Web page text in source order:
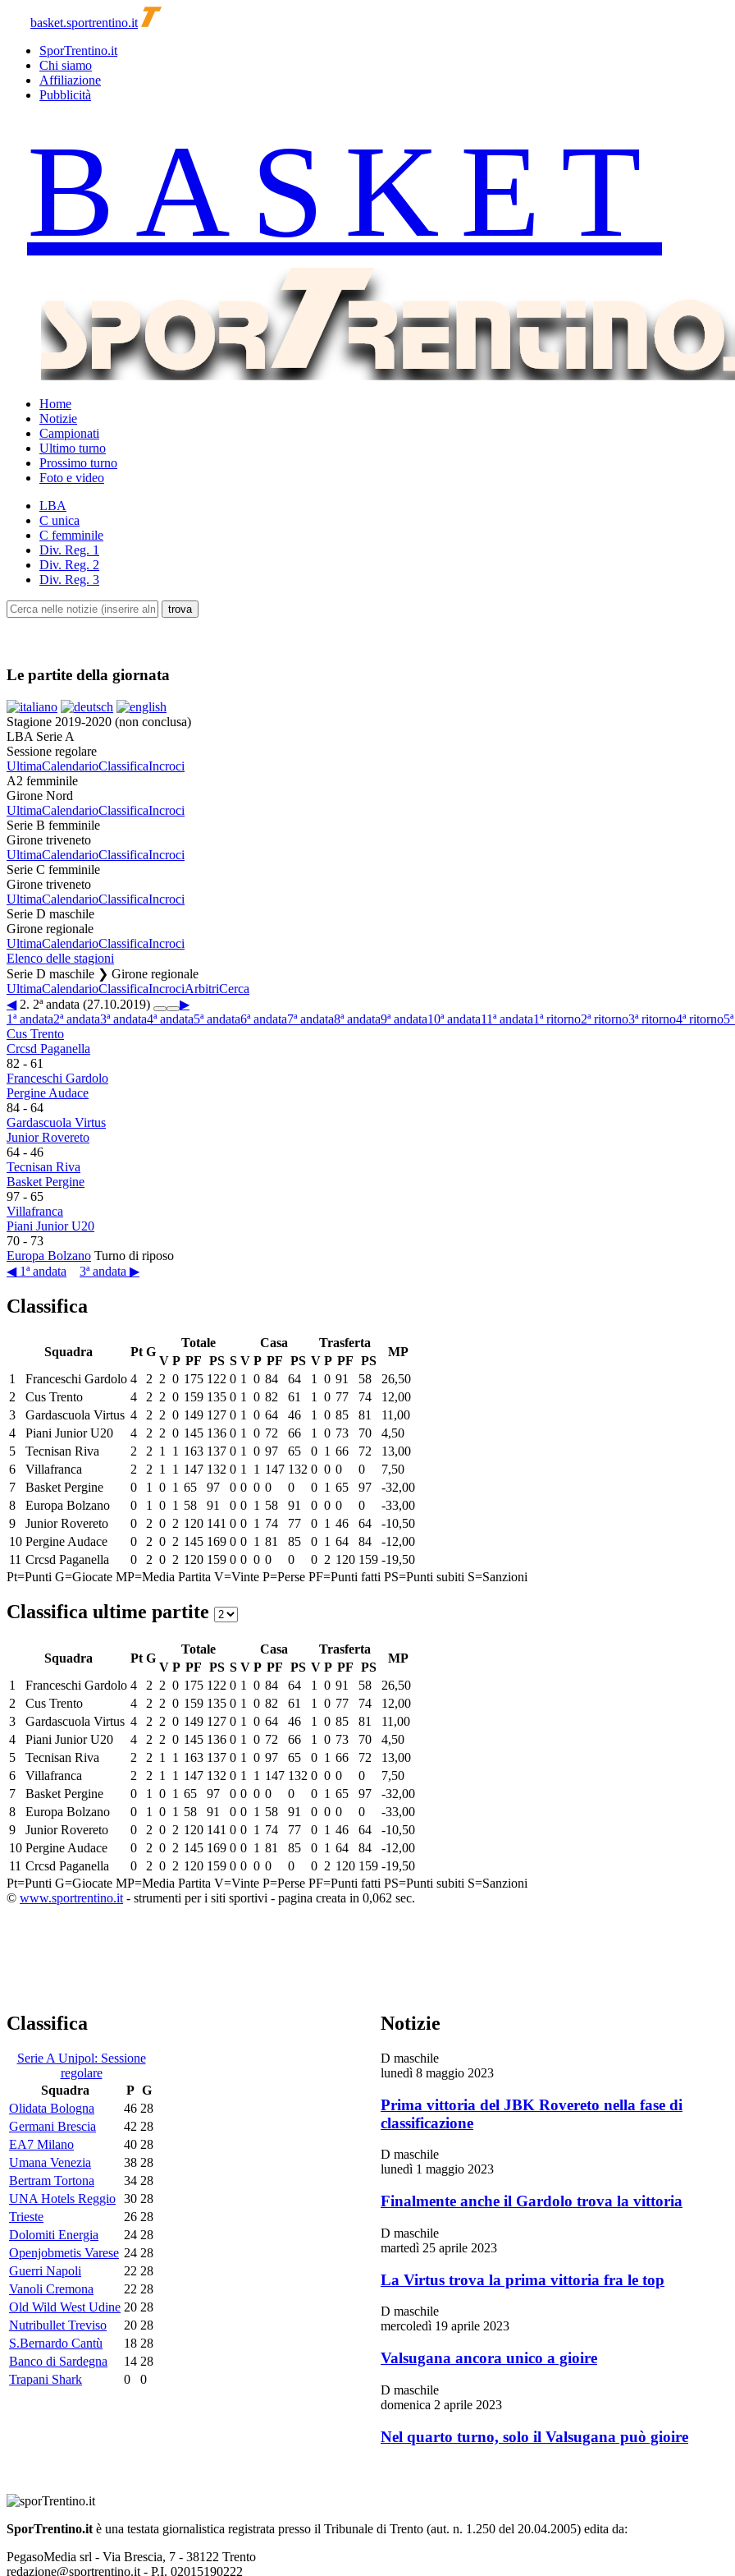
basket.sportrentino.it
SporTrentino.it
Chi siamo
Affiliazione
Pubblicità
Home
Notizie
Campionati
Ultimo turno
Prossimo turno
Foto e video
LBA
C unica
C femminile
Div. Reg. 1
Div. Reg. 2
Div. Reg. 3
Le partite della giornata
Stagione 2019-2020 (non conclusa)
LBA Serie A
Sessione regolare
UltimaCalendarioClassificaIncroci
A2 femminile
Girone Nord
UltimaCalendarioClassificaIncroci
Serie B femminile
Girone triveneto
UltimaCalendarioClassificaIncroci
Serie C femminile
Girone triveneto
UltimaCalendarioClassificaIncroci
Serie D maschile
Girone regionale
UltimaCalendarioClassificaIncroci
Elenco delle stagioni
Serie D maschile ❯ Girone regionale
UltimaCalendarioClassificaIncrociArbitriCerca
◀2. 2ª andata (27.10.2019)
▶
1ª andata2ª andata3ª andata4ª andata5ª andata6ª andata7ª andata8ª andata9ª andata10ª andata11ª andata1ª ritorno2ª ritorno3ª ritorno4ª ritorno
Cus Trento
Crcsd Paganella
82 - 61
Franceschi Gardolo
Pergine Audace
84 - 64
Gardascuola Virtus
Junior Rovereto
64 - 46
Tecnisan Riva
Basket Pergine
97 - 65
Villafranca
Piani Junior U20
70 - 73
Europa Bolzano Turno di riposo
◀ 1ª andata
3ª andata ▶
Classifica
Squadra Pt G
Totale Casa Trasferta
MP
V P PF PS S V P PF PS V P PF PS
1
Franceschi Gardolo 4 2 2 0 175 122 0 1 0 84 64 1 0 91 58
26,50
2
Cus Trento 4 2 2 0 159 135 0 1 0 82 61 1 0 77 74
12,00
3
Gardascuola Virtus 4 2 2 0 149 127 0 1 0 64 46 1 0 85 81
11,00
4
Piani Junior U20 4 2 2 0 145 136 0 1 0 72 66 1 0 73 70
4,50
5
Tecnisan Riva 2 2 1 1 163 137 0 1 0 97 65 0 1 66 72
13,00
6
Villafranca 2 2 1 1 147 132 0 1 1 147 132 0 0 0 0
7,50
7
Basket Pergine 0 1 0 1 65 97 0 0 0 0 0 0 1 65 97
-32,00
8
Europa Bolzano 0 1 0 1 58 91 0 0 1 58 91 0 0 0 0
-33,00
9
Junior Rovereto 0 2 0 2 120 141 0 0 1 74 77 0 1 46 64
-10,50
10 Pergine Audace 0 2 0 2 145 169 0 0 1 81 85 0 1 64 84
-12,00
11 Crcsd Paganella 0 2 0 2 120 159 0 0 0 0 0 0 2 120 159 -19,50
Pt=Punti G=Giocate MP=Media Partita V=Vinte P=Perse PF=Punti fatti PS=Punti subiti S=Sanzioni
Classifica ultime partite
Squadra Pt G
Totale Casa Trasferta
MP
V P PF PS S V P PF PS V P PF PS
1
Franceschi Gardolo 4 2 2 0 175 122 0 1 0 84 64 1 0 91 58
26,50
2
Cus Trento 4 2 2 0 159 135 0 1 0 82 61 1 0 77 74
12,00
3
Gardascuola Virtus 4 2 2 0 149 127 0 1 0 64 46 1 0 85 81
11,00
4
Piani Junior U20 4 2 2 0 145 136 0 1 0 72 66 1 0 73 70
4,50
5
Tecnisan Riva 2 2 1 1 163 137 0 1 0 97 65 0 1 66 72
13,00
6
Villafranca 2 2 1 1 147 132 0 1 1 147 132 0 0 0 0
7,50
7
Basket Pergine 0 1 0 1 65 97 0 0 0 0 0 0 1 65 97
-32,00
8
Europa Bolzano 0 1 0 1 58 91 0 0 1 58 91 0 0 0 0
-33,00
9
Junior Rovereto 0 2 0 2 120 141 0 0 1 74 77 0 1 46 64
-10,50
10 Pergine Audace 0 2 0 2 145 169 0 0 1 81 85 0 1 64 84
-12,00
11 Crcsd Paganella 0 2 0 2 120 159 0 0 0 0 0 0 2 120 159 -19,50
Pt=Punti G=Giocate MP=Media Partita V=Vinte P=Perse PF=Punti fatti PS=Punti subiti S=Sanzioni
© www.sportrentino.it - strumenti per i siti sportivi - pagina creata in 0,062 sec.
Classifica
Serie A Unipol: Sessione
regolare
Squadra
P G
Olidata Bologna
46 28
Germani Brescia
42 28
EA7 Milano
40 28
Umana Venezia
38 28
Bertram Tortona
34 28
UNA Hotels Reggio 30 28
Trieste
26 28
Dolomiti Energia
24 28
Openjobmetis Varese 24 28
Guerri Napoli
22 28
Vanoli Cremona
22 28
Old Wild West Udine 20 28
Nutribullet Treviso
20 28
S.Bernardo Cantù
18 28
Banco di Sardegna
14 28
Trapani Shark
0 0
Notizie
D maschile
lunedì 8 maggio 2023
Prima vittoria del JBK Rovereto nella fase di
classificazione
D maschile
lunedì 1 maggio 2023
Finalmente anche il Gardolo trova la vittoria
D maschile
martedì 25 aprile 2023
La Virtus trova la prima vittoria fra le top
D maschile
mercoledì 19 aprile 2023
Valsugana ancora unico a gioire
D maschile
domenica 2 aprile 2023
Nel quarto turno, solo il Valsugana può gioire
SporTrentino.it è una testata giornalistica registrata presso il Tribunale di Trento (aut. n. 1.250 del 20.04.2005) edita da:
PegasoMedia srl - Via Brescia, 7 - 38122 Trento
redazione@sportrentino.it - P.I. 02015190222